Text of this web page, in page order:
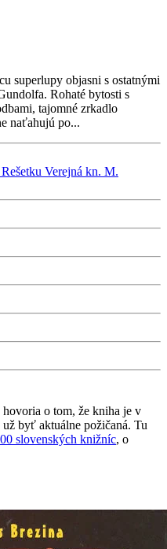
superlupy objasni s ostatnými
Rohaté bytosti s
tajomné zrkadlo
naťahujú po...
Verejná kn. M.
hovoria o tom, že kniha je v
byť aktuálne požičaná. Tu
slovenských knižníc, o